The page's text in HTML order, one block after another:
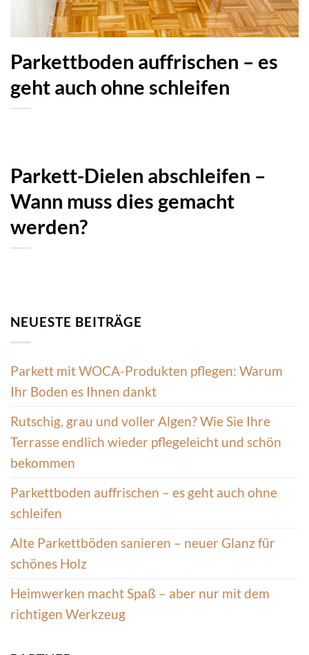
Parkettboden auffrischen – es
geht auch ohne schleifen
Parkett-Dielen abschleifen –
Wann muss dies gemacht
werden?
NEUESTE BEITRÄGE
Parkett mit WOCA-Produkten pflegen: Warum
Ihr Boden es Ihnen dankt
Rutschig, grau und voller Algen? Wie Sie Ihre
Terrasse endlich wieder pflegeleicht und schön
bekommen
Parkettboden auffrischen – es geht auch ohne
schleifen
Alte Parkettböden sanieren – neuer Glanz für
schönes Holz
Heimwerken macht Spaß – aber nur mit dem
richtigen Werkzeug